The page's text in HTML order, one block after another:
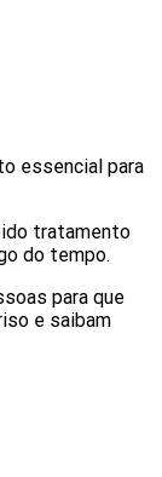
essencial para
tratamento
do tempo.
para que
e saibam